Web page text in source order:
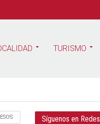
TURISMO
Síguenos en Redes